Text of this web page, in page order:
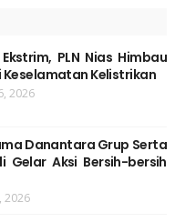
PLN Nias Himbau
Kelistrikan
2026
Danantara Grup Serta
Gelar Aksi Bersih-bersih
2026